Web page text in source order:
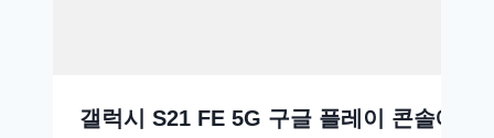
갤럭시 S21 FE 5G 구글 플레이 콘솔에